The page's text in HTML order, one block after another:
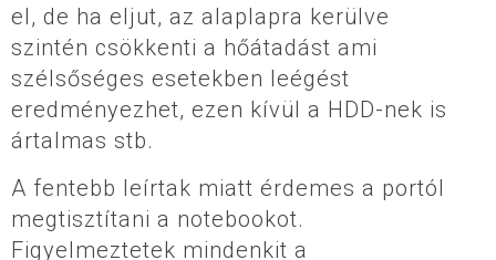
el, de ha eljut, az alaplapra kerülve
szintén csökkenti a hőátadást ami
szélsőséges esetekben leégést
eredményezhet, ezen kívül a HDD-nek is
ártalmas stb.
A fentebb leírtak miatt érdemes a portól
megtisztítani a notebookot.
Figyelmeztetek mindenkit a